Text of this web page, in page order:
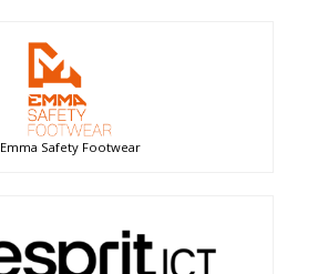
Emma Safety Footwear